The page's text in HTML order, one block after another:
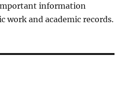
information
work and academic records.